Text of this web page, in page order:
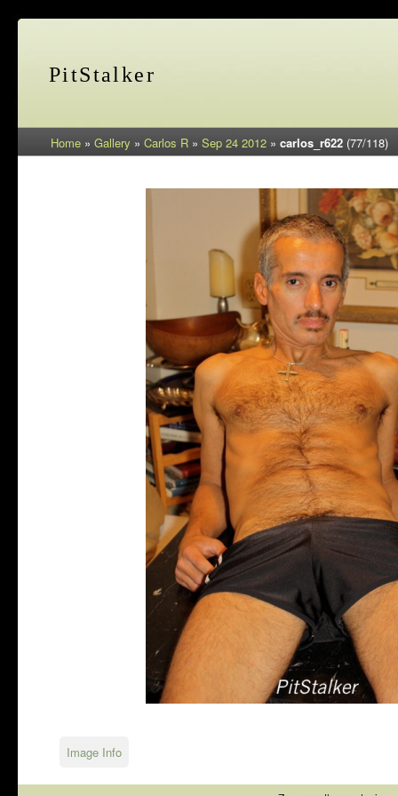
PitStalker
Home » Gallery » Carlos R » Sep 24 2012 » carlos_r622 (77/118)
Image Info